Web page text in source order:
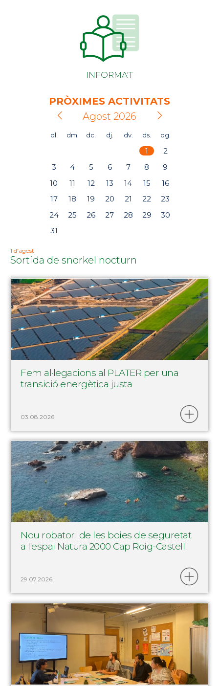
INFORMA'T
PRÒXIMES ACTIVITATS
Agost 2026
dl. dm. dc. dj. dv. ds. dg.
1
2
3
4 5 6 7 8
9
10
11 12 13 14 15
16
17
18 19 20 21 22
23
24
25 26 27 28 29
30
31
1 d'agost
Sortida de snorkel nocturn
Fem al·legacions al PLATER per una
transició energètica justa
03.08.2026
Nou robatori de les boies de seguretat
a l'espai Natura 2000 Cap Roig-Castell
29.07.2026